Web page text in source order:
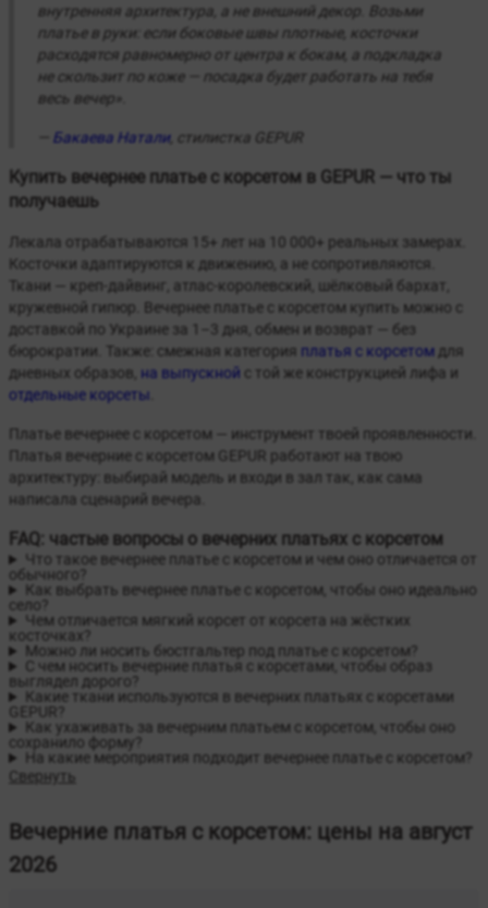
внутренняя архитектура, а не внешний декор. Возьми
платье в руки: если боковые швы плотные, косточки
расходятся равномерно от центра к бокам, а подкладка
не скользит по коже — посадка будет работать на тебя
весь вечер».
Бакаева Натали, стилистка GEPUR
Купить вечернее платье с корсетом в GEPUR — что ты
получаешь
Лекала отрабатываются 15+ лет на 10 000+ реальных замерах.
Косточки адаптируются к движению, а не сопротивляются.
Ткани — креп-дайвинг, атлас-королевский, шёлковый бархат,
кружевной гипюр. Вечернее платье с корсетом купить можно с
доставкой по Украине за 1–3 дня, обмен и возврат — без
бюрократии. Также: смежная категория платья с корсетом для
дневных образов, на выпускной с той же конструкцией лифа и
отдельные корсеты
Платье вечернее с корсетом — инструмент твоей проявленности.
Платья вечерние с корсетом GEPUR работают на твою
архитектуру: выбирай модель и входи в зал так, как сама
написала сценарий вечера.
FAQ: частые вопросы о вечерних платьях с корсетом
Что такое вечернее платье с корсетом и чем оно отличается от
обычного?
Как выбрать вечернее платье с корсетом, чтобы оно идеально
село?
Чем отличается мягкий корсет от корсета на жёстких
косточках?
Можно ли носить бюстгальтер под платье с корсетом?
С чем носить вечерние платья с корсетами, чтобы образ
выглядел дорого?
Какие ткани используются в вечерних платьях с корсетами
GEPUR?
Как ухаживать за вечерним платьем с корсетом, чтобы оно
сохранило форму?
На какие мероприятия подходит вечернее платье с корсетом?
Свернуть
Вечерние платья с корсетом: цены на август
2026